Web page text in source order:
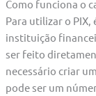
Como funciona o
Para utilizar o PIX,
instituição
ser feito
necessário criar
pode ser um